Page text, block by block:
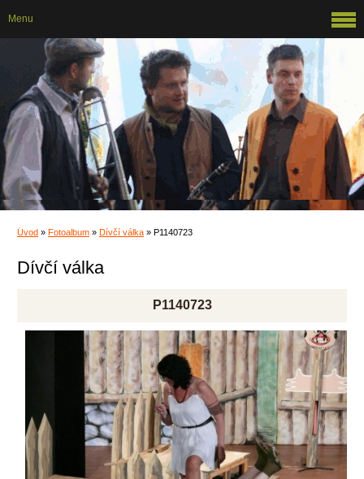
Úvod » Fotoalbum » Dívčí válka » P1140723
Dívčí válka
P1140723
Menu